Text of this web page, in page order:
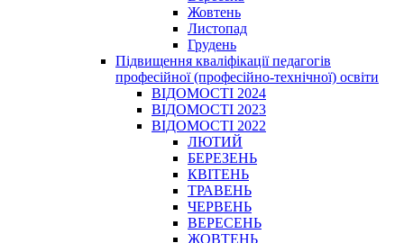
Жовтень
Листопад
Грудень
Підвищення кваліфікації педагогів
професійної (професійно-технічної) освіти
ВІДОМОСТІ 2024
ВІДОМОСТІ 2023
ВІДОМОСТІ 2022
ЛЮТИЙ
БЕРЕЗЕНЬ
КВІТЕНЬ
ТРАВЕНЬ
ЧЕРВЕНЬ
ВЕРЕСЕНЬ
ЖОВТЕНЬ